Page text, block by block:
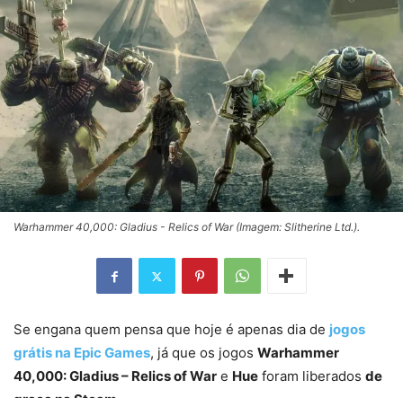
Warhammer 40,000: Gladius - Relics of War (Imagem: Slitherine Ltd.).
Se engana quem pensa que hoje é apenas dia de jogos
grátis na Epic Games, já que os jogos Warhammer
40,000: Gladius – Relics of War e Hue foram liberados de